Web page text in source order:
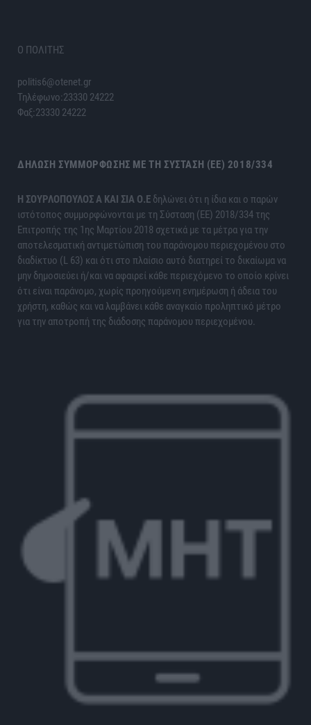
Ο ΠΟΛΙΤΗΣ
politis6@otenet.gr
Τηλέφωνο:23330 24222
Φαξ:23330 24222
ΔΉΛΩΣΗ ΣΥΜΜΌΡΦΩΣΗΣ ΜΕ ΤΗ ΣΎΣΤΑΣΗ (ΕΕ) 2018/334
H ΣΟΥΡΛΟΠΟΥΛΟΣ Α ΚΑΙ ΣΙΑ Ο.Ε δηλώνει ότι η ίδια και ο παρών
ιστότοπος συμμορφώνονται με τη Σύσταση (ΕΕ) 2018/334 της
Επιτροπής της 1ης Μαρτίου 2018 σχετικά με τα μέτρα για την
αποτελεσματική αντιμετώπιση του παράνομου περιεχομένου στο
διαδίκτυο (L 63) και ότι στο πλαίσιο αυτό διατηρεί το δικαίωμα να
μην δημοσιεύει ή/και να αφαιρεί κάθε περιεχόμενο το οποίο κρίνει
ότι είναι παράνομο, χωρίς προηγούμενη ενημέρωση ή άδεια του
χρήστη, καθώς και να λαμβάνει κάθε αναγκαίο προληπτικό μέτρο
για την αποτροπή της διάδοσης παράνομου περιεχομένου.